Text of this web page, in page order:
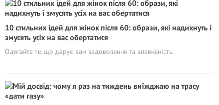
10 стильних ідей для жінок після 60: образи, які надихнуть і
змусять усіх на вас обертатися
Одягайте те, що дарує вам задоволення та впевненість.